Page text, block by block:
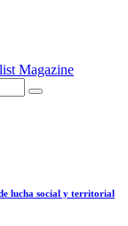
lucha social y territorial